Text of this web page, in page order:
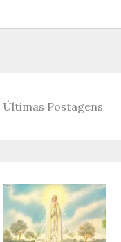
Últimas Postagens